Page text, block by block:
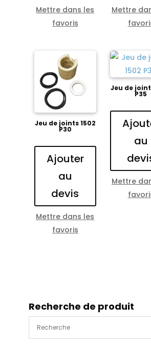
Mettre dans les
favoris
Mettre
Jeu de joints 1502
P30
Ajouter
au
devis
Mettre dans les
favoris
Jeu de
P35
au
Mettre
Recherche de produit